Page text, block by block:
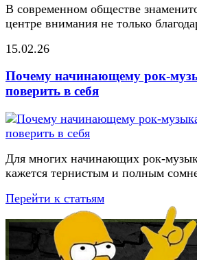
В современном обществе
центре внимания не только
15.02.26
Почему начинающему рок-
поверить в себя
Для многих начинающих рок-
кажется тернистым и полным
Перейти к статьям